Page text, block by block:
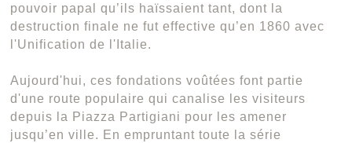
pouvoir papal qu’ils haïssaient tant, dont la
destruction finale ne fut effective qu’en 1860 avec
l'Unification de l'Italie.
Aujourd'hui, ces fondations voûtées font partie
d'une route populaire qui canalise les visiteurs
depuis la Piazza Partigiani pour les amener
jusqu’en ville. En empruntant toute la série